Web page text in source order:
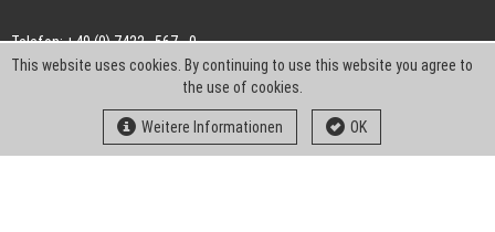
Telefon: +49 (0) 7422 . 567 - 0
Telefax: +49 (0) 7422 . 567 - 239
info-ch@kern-liebers.com
This website uses cookies. By continuing to use this website you agree to
the use of cookies.
Weitere Informationen OK